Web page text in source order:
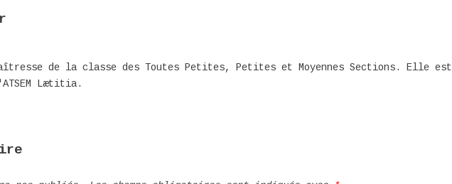
de la classe des Toutes Petites, Petites et Moyennes Sections. Elle est
Lætitia.